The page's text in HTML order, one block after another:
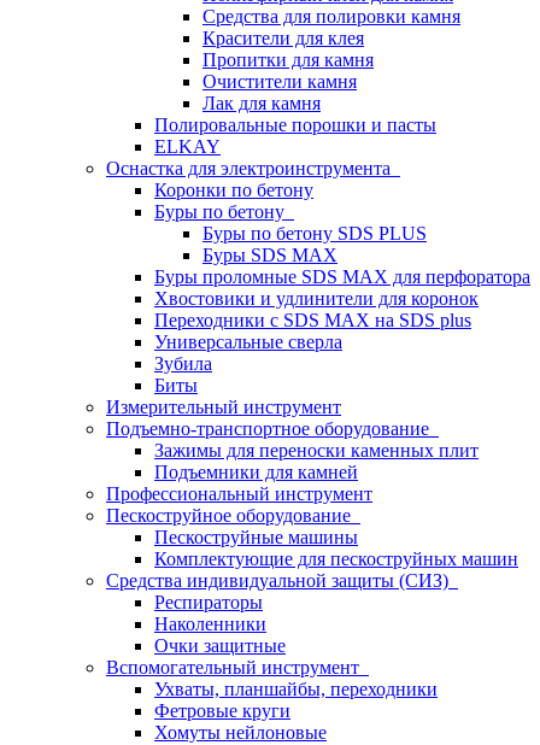
Средства для полировки камня
Красители для клея
Пропитки для камня
Очистители камня
Лак для камня
Полировальные порошки и пасты
ELKAY
Оснастка для электроинструмента
Коронки по бетону
Буры по бетону
Буры по бетону SDS PLUS
Буры SDS MAX
Буры проломные SDS MAX для перфоратора
Хвостовики и удлинители для коронок
Переходники с SDS MAX на SDS plus
Универсальные сверла
Зубила
Биты
Измерительный инструмент
Подъемно-транспортное оборудование
Зажимы для переноски каменных плит
Подъемники для камней
Профессиональный инструмент
Пескоструйное оборудование
Пескоструйные машины
Комплектующие для пескоструйных машин
Средства индивидуальной защиты (СИЗ)
Респираторы
Наколенники
Очки защитные
Вспомогательный инструмент
Ухваты, планшайбы, переходники
Фетровые круги
Хомуты нейлоновые